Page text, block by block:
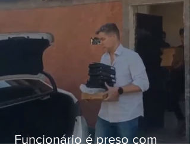
Funcionário é preso com